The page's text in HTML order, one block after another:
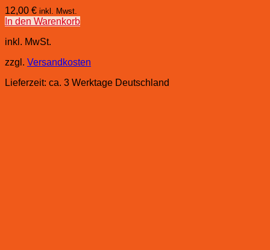
12,00 € inkl. Mwst.
In den Warenkorb
inkl. MwSt.
zzgl. Versandkosten
Lieferzeit: ca. 3 Werktage Deutschland